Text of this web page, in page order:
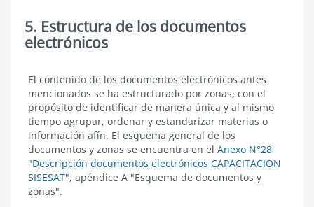
5. Estructura de los documentos
electrónicos
Estructura
de
documentos
electrónicos
El contenido de los documentos electrónicos antes
mencionados se ha estructurado por zonas, con el
propósito de identificar de manera única y al mismo
tiempo agrupar, ordenar y estandarizar materias o
información afín. El esquema general de los
documentos y zonas se encuentra en el Anexo N°28
"Descripción documentos electrónicos CAPACITACION
SISESAT", apéndice A "Esquema de documentos y
zonas".